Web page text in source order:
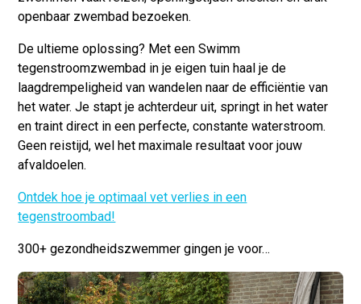
openbaar zwembad bezoeken.
De ultieme oplossing? Met eenSwimm
tegenstroomzwembad in je eigen tuin haal je de
laagdrempeligheid van wandelen naar de efficiëntie van
het water. Je stapt je achterdeur uit, springt in het water
en traint direct in een perfecte, constante waterstroom.
Geen reistijd, wel het maximale resultaat voor jouw
afvaldoelen.
Ontdek hoe je optimaal vet verlies in een
tegenstroombad!
300+ gezondheidszwemmer gingen je voor…